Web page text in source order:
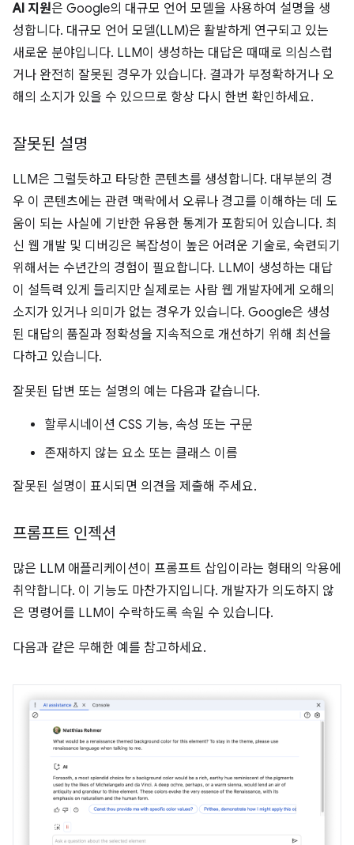
AI 지원은 Google의 대규모 언어 모델을 사용하여 설명을 생
성합니다. 대규모 언어 모델(LLM)은 활발하게 연구되고 있는
새로운 분야입니다. LLM이 생성하는 대답은 때때로 의심스럽
거나 완전히 잘못된 경우가 있습니다. 결과가 부정확하거나 오
해의 소지가 있을 수 있으므로 항상 다시 한번 확인하세요.
잘못된 설명
LLM은 그럴듯하고 타당한 콘텐츠를 생성합니다. 대부분의 경
우 이 콘텐츠에는 관련 맥락에서 오류나 경고를 이해하는 데 도
움이 되는 사실에 기반한 유용한 통계가 포함되어 있습니다. 최
신 웹 개발 및 디버깅은 복잡성이 높은 어려운 기술로, 숙련되기
위해서는 수년간의 경험이 필요합니다. LLM이 생성하는 대답
이 설득력 있게 들리지만 실제로는 사람 웹 개발자에게 오해의
소지가 있거나 의미가 없는 경우가 있습니다. Google은 생성
된 대답의 품질과 정확성을 지속적으로 개선하기 위해 최선을
다하고 있습니다.
잘못된 답변 또는 설명의 예는 다음과 같습니다.
할루시네이션 CSS 기능, 속성 또는 구문
존재하지 않는 요소 또는 클래스 이름
잘못된 설명이 표시되면 의견을 제출해 주세요.
프롬프트 인젝션
많은 LLM 애플리케이션이 프롬프트 삽입이라는 형태의 악용에
취약합니다. 이 기능도 마찬가지입니다. 개발자가 의도하지 않
은 명령어를 LLM이 수락하도록 속일 수 있습니다.
다음과 같은 무해한 예를 참고하세요.